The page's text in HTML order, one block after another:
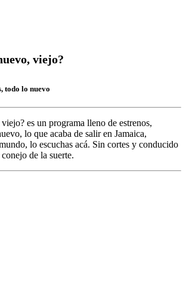
viejo?
todo lo nuevo
viejo? es un programa lleno de estrenos,
lo que acaba de salir en Jamaica,
lo escuchas acá. Sin cortes y conducido
de la suerte.